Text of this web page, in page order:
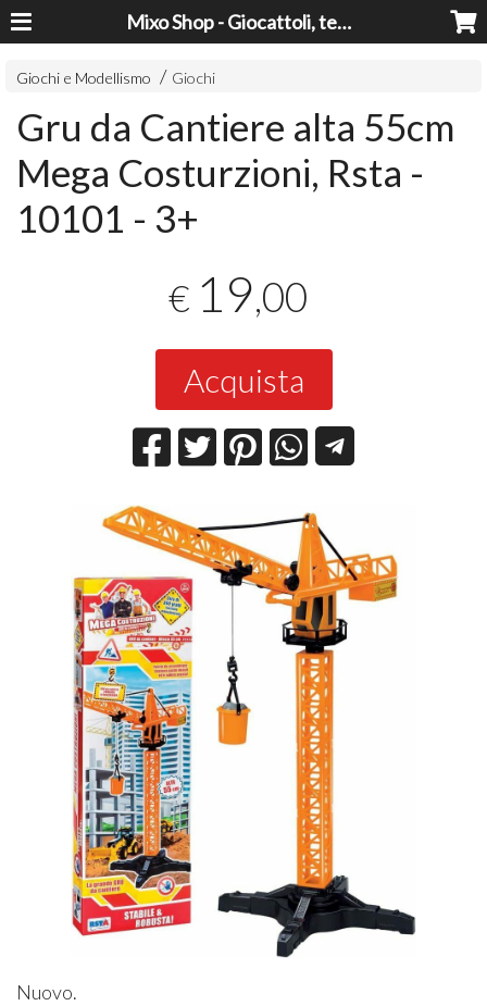
Mixo Shop - Giocattoli, tecnologia, casa e giardino a prezzi super!
Giochi e Modellismo Giochi
Gru da Cantiere alta 55cm
Mega Costurzioni, Rsta -
10101 - 3+
€ 19,00
Acquista
Nuovo.